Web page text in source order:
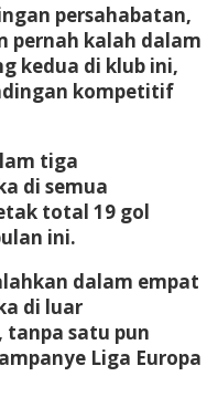
persahabatan,
pernah kalah dalam
kedua di klub ini,
kompetitif
tiga
di semua
total 19 gol
ini.
dalam empat
di luar
satu pun
Liga Europa